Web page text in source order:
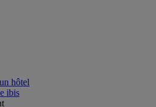
hôtel
ibis